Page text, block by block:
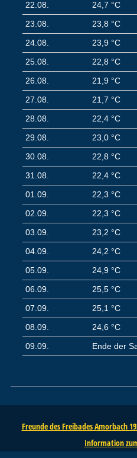
22.08.
24,7 °C
23.08.
23,8 °C
24.08.
23,9 °C
25.08.
22,8 °C
26.08.
21,9 °C
27.08.
21,7 °C
28.08.
22,4 °C
29.08.
23,0 °C
30.08.
22,8 °C
31.08.
22,4 °C
01.09.
22,3 °C
02.09.
22,3 °C
03.09.
23,2 °C
04.09.
24,2 °C
05.09.
24,9 °C
06.09.
25,5 °C
07.09.
25,1 °C
08.09.
24,6 °C
09.09.
Ende der
Freunde des Freibades Amorbach
Information